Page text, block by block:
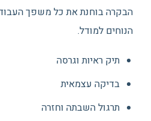
הבקרה בוחנת את כל משפך
הנוחים למודל.
תיק ראיות וגרסה
בדיקה עצמאית
תרגול השבתה וחזרה